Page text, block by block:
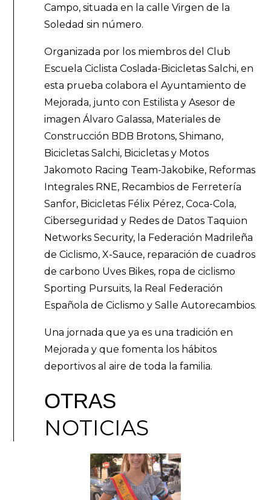
Campo, situada en la calle Virgen de la
Soledad sin número.
Organizada por los miembros del Club
Escuela Ciclista Coslada-Bicicletas Salchi, en
esta prueba colabora el Ayuntamiento de
Mejorada, junto con Estilista y Asesor de
imagen Álvaro Galassa, Materiales de
Construcción BDB Brotons, Shimano,
Bicicletas Salchi, Bicicletas y Motos
Jakomoto Racing Team-Jakobike, Reformas
Integrales RNE, Recambios de Ferretería
Sanfor, Bicicletas Félix Pérez, Coca-Cola,
Ciberseguridad y Redes de Datos Taquion
Networks Security, la Federación Madrileña
de Ciclismo, X-Sauce, reparación de cuadros
de carbono Uves Bikes, ropa de ciclismo
Sporting Pursuits, la Real Federación
Española de Ciclismo y Salle Autorecambios.
Una jornada que ya es una tradición en
Mejorada y que fomenta los hábitos
deportivos al aire de toda la familia.
OTRAS
NOTICIAS